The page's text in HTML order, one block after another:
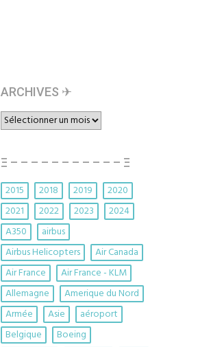
ARCHIVES ✈︎
ARCHIVES
✈︎
Ξ – – – – – – – – – – – Ξ
2015 2018 2019
2020
2021
2022 2023
2024
A350
airbus
Airbus Helicopters
Air Canada
Air France
Air France - KLM
Allemagne
Amerique du Nord
Armée
Asie
aéroport
Belgique
Boeing